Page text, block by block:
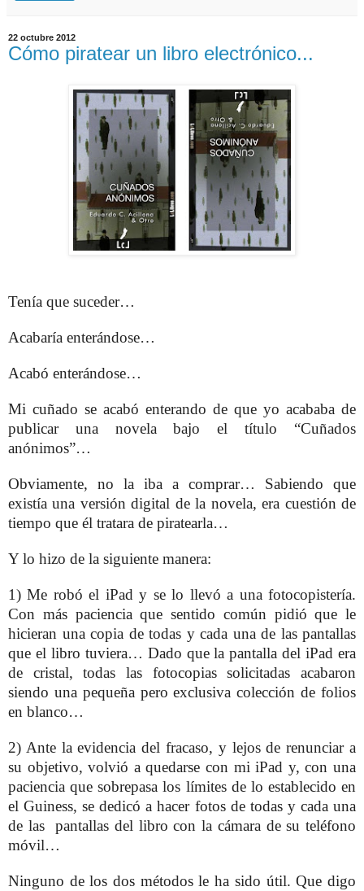
22 octubre 2012
Cómo piratear un libro electrónico...
Tenía que suceder…
Acabaría enterándose…
Acabó enterándose…
Mi cuñado se acabó enterando de que yo acababa de
publicar una novela bajo el título “Cuñados
anónimos”…
Obviamente, no la iba a comprar… Sabiendo que
existía una versión digital de la novela, era cuestión de
tiempo que él tratara de piratearla…
Y lo hizo de la siguiente manera:
1) Me robó el iPad y se lo llevó a una fotocopistería.
Con más paciencia que sentido común pidió que le
hicieran una copia de todas y cada una de las pantallas
que el libro tuviera… Dado que la pantalla del iPad era
de cristal, todas las fotocopias solicitadas acabaron
siendo una pequeña pero exclusiva colección de folios
en blanco…
2) Ante la evidencia del fracaso, y lejos de renunciar a
su objetivo, volvió a quedarse con mi iPad y, con una
paciencia que sobrepasa los límites de lo establecido en
el Guiness, se dedicó a hacer fotos de todas y cada una
de las
pantallas del libro con la cámara de su teléfono
móvil…
Ninguno de los dos métodos le ha sido útil. Que digo